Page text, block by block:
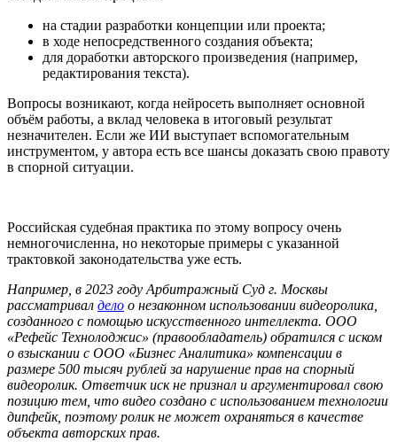
на стадии разработки концепции или проекта;
в ходе непосредственного создания объекта;
для доработки авторского произведения (например,
редактирования текста).
Вопросы возникают, когда нейросеть выполняет основной
объём работы, а вклад человека в итоговый результат
незначителен. Если же ИИ выступает вспомогательным
инструментом, у автора есть все шансы доказать свою правоту
в спорной ситуации.
Российская судебная практика по этому вопросу очень
немногочисленна, но некоторые примеры с указанной
трактовкой законодательства уже есть.
Например, в 2023 году Арбитражный Суд г. Москвы
рассматривал дело о незаконном использовании видеоролика,
созданного с помощью искусственного интеллекта. ООО
«Рефейс Технолоджис» (правообладатель) обратился с иском
о взыскании с ООО «Бизнес Аналитика» компенсации в
размере 500 тысяч рублей за нарушение прав на спорный
видеоролик. Ответчик иск не признал и аргументировал свою
позицию тем, что видео создано с использованием технологии
дипфейк, поэтому ролик не может охраняться в качестве
объекта авторских прав.